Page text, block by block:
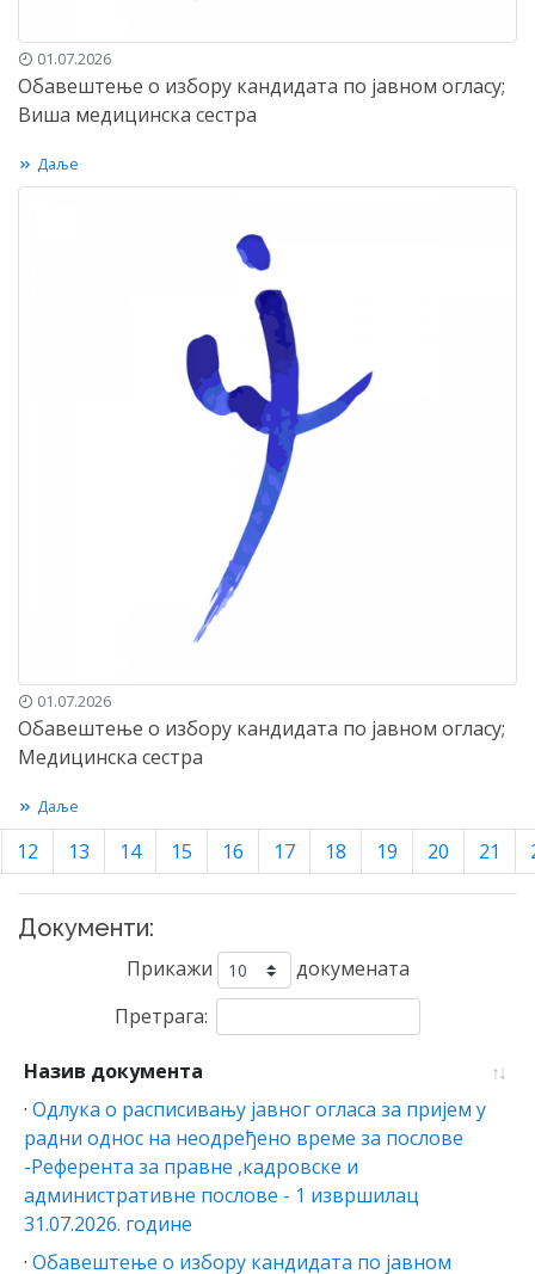
01.07.2026
Обавештење о избору кандидата по јавном огласу;
Виша медицинска сестра
Даље
01.07.2026
Обавештење о избору кандидата по јавном огласу;
Медицинска сестра
Даље
12 13 14 15 16 17 18 19 20 21
Документи:
Прикажи
докумената
Претрага:
Назив документа
· Одлука о расписивању јавног огласа за пријем у
радни однос на неодређено време за послове
-Референта за правне ,кадровске и
административне послове - 1 извршилац
31.07.2026. године
· Обавештење о избору кандидата по јавном